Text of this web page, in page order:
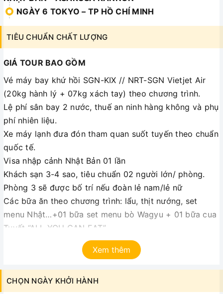
NGÀY 6 TOKYO – TP HỒ CHÍ MINH
TIÊU CHUẨN CHẤT LƯỢNG
GIÁ TOUR BAO GỒM
Vé máy bay khứ hồi SGN-KIX // NRT-SGN Vietjet Air
(20kg hành lý + 07kg xách tay) theo chương trình.
Lệ phí sân bay 2 nước, thuế an ninh hàng không và phụ
phí nhiên liệu.
Xe máy lạnh đưa đón tham quan suốt tuyến theo chuẩn
quốc tế.
Visa nhập cảnh Nhật Bản 01 lần
Khách sạn 3-4 sao, tiêu chuẩn 02 người lớn/ phòng.
Phòng 3 sẽ được bố trí nếu đoàn lẻ nam/lẻ nữ
Các bữa ăn theo chương trình: lẩu, thịt nướng, set
menu Nhật…+01 bữa set menu bò Wagyu + 01 bữa cua
Tuyết “ALL YOU CAN EAT”
Vé tham quan vào cổng 1 lần theo chương trình.
Bảo hiểm du lịch toàn cầu.
Hướng dẫn viên tiếng Việt phục vụ suốt tuyến.
Nón du lịch
Xem thêm
CHỌN NGÀY KHỞI HÀNH